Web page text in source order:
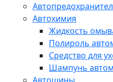
Автохимия
Жидкость
Полироль
Средство для
Шампунь